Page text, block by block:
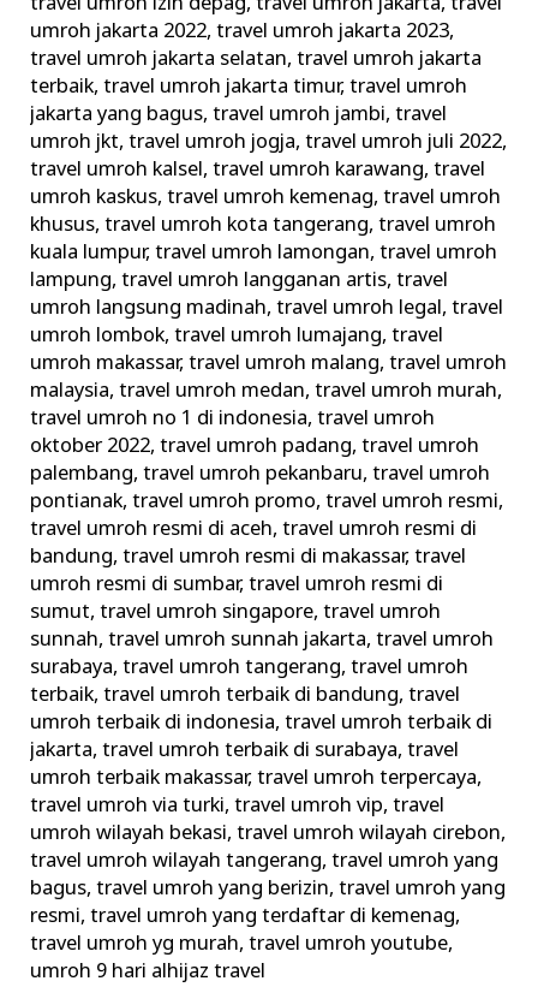
umroh jakarta 2022,travel umroh jakarta 2023,
travel umroh jakarta selatan,travel umroh jakarta
terbaik,travel umroh jakarta timur,travel umroh
jakarta yang bagus,travel umroh jambi,travel
umroh jkt,travel umroh jogja,travel umroh juli 2022,
travel umroh kalsel,travel umroh karawang,travel
umroh kaskus,travel umroh kemenag,travel umroh
khusus,travel umroh kota tangerang,travel umroh
kuala lumpur,travel umroh lamongan,travel umroh
lampung,travel umroh langganan artis,travel
umroh langsung madinah,travel umroh legal,travel
umroh lombok,travel umroh lumajang,travel
umroh makassar,travel umroh malang,travel umroh
malaysia,travel umroh medan,travel umroh murah,
travel umroh no 1 di indonesia,travel umroh
oktober 2022,travel umroh padang,travel umroh
palembang,travel umroh pekanbaru,travel umroh
pontianak,travel umroh promo,travel umroh resmi,
travel umroh resmi di aceh,travel umroh resmi di
bandung,travel umroh resmi di makassar,travel
umroh resmi di sumbar,travel umroh resmi di
sumut,travel umroh singapore,travel umroh
sunnah,travel umroh sunnah jakarta,travel umroh
surabaya,travel umroh tangerang,travel umroh
terbaik,travel umroh terbaik di bandung,travel
umroh terbaik di indonesia,travel umroh terbaik di
jakarta,travel umroh terbaik di surabaya,travel
umroh terbaik makassar,travel umroh terpercaya,
travel umroh via turki,travel umroh vip,travel
umroh wilayah bekasi,travel umroh wilayah cirebon,
travel umroh wilayah tangerang,travel umroh yang
bagus,travel umroh yang berizin,travel umroh yang
resmi,travel umroh yang terdaftar di kemenag,
travel umroh yg murah,travel umroh youtube,
umroh 9 hari alhijaz travel